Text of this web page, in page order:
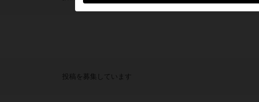
投稿を募集しています